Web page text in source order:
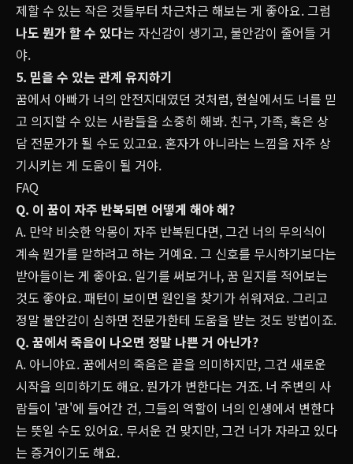
제할 수 있는 작은 것들부터 차근차근 해보는 게 좋아요. 그럼
나도 뭔가 할 수 있다는 자신감이 생기고, 불안감이 줄어들 거
야.
5. 믿을 수 있는 관계 유지하기
꿈에서 아빠가 너의 안전지대였던 것처럼, 현실에서도 너를 믿
고 의지할 수 있는 사람들을 소중히 해봐. 친구, 가족, 혹은 상
담 전문가가 될 수도 있고요. 혼자가 아니라는 느낌을 자주 상
기시키는 게 도움이 될 거야.
FAQ
Q. 이 꿈이 자주 반복되면 어떻게 해야 해?
A. 만약 비슷한 악몽이 자주 반복된다면, 그건 너의 무의식이
계속 뭔가를 말하려고 하는 거예요. 그 신호를 무시하기보다는
받아들이는 게 좋아요. 일기를 써보거나, 꿈 일지를 적어보는
것도 좋아요. 패턴이 보이면 원인을 찾기가 쉬워져요. 그리고
정말 불안감이 심하면 전문가한테 도움을 받는 것도 방법이죠.
Q. 꿈에서 죽음이 나오면 정말 나쁜 거 아닌가?
A. 아니야요. 꿈에서의 죽음은 끝을 의미하지만, 그건 새로운
시작을 의미하기도 해요. 뭔가가 변한다는 거죠. 너 주변의 사
람들이 '관'에 들어간 건, 그들의 역할이 너의 인생에서 변한다
는 뜻일 수도 있어요. 무서운 건 맞지만, 그건 너가 자라고 있다
는 증거이기도 해요.